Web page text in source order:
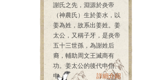
謝氏之先，淵源於炎帝
（神農氏）生於姜水，以
姜為姓，故系出姜姓。姜
太公，又稱子牙，是炎帝
五十三世孫，為謝姓后
裔，輔助周文王滅商有
功。姜太公的後代申伯、
申...
詳細介紹